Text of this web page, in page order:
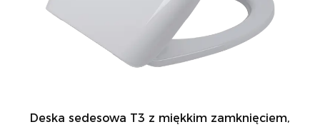
Deska sedesowa T3 z miękkim zamknięciem,